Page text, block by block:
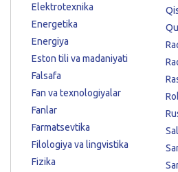
Elektrotexnika
Energetika
Energiya
Eston tili va madaniyati
Falsafa
Fan va texnologiyalar
Fanlar
Farmatsevtika
Filologiya va lingvistika
Fizika